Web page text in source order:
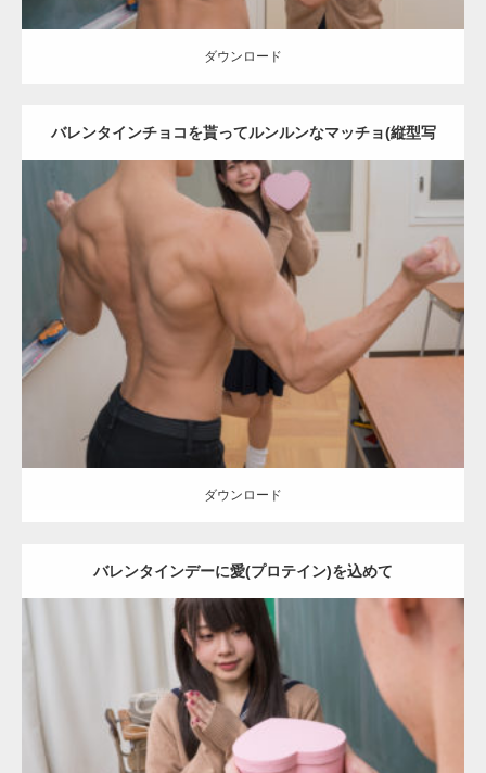
ダウンロード
バレンタインチョコを貰ってルンルンなマッチョ(縦型写
真)
Update: 2022.01.28
Category: バレンタインのマッチョ(学校) kaichan
AKIHITO(細マッチ
ョ) Kaori 上腕三頭筋 背中
ダウンロード
ダウンロード
バレンタインデーに愛(プロテイン)を込めて
Update:2022.01.28
バレンタインのマッチョ(学校) kaichanAKIHITO(細マッチ
ョ)